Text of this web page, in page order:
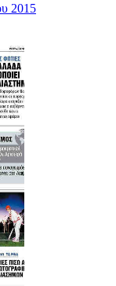
2015